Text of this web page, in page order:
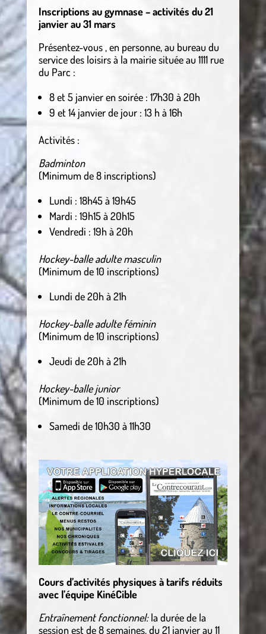
Inscriptions au gymnase – activités du 21
janvier au 31 mars
Présentez-vous , en personne, au bureau du
service des loisirs à la mairie située au 1111 rue
du Parc :
8 et 5 janvier en soirée : 17h30 à 20h
9 et 14 janvier de jour : 13 h à 16h
Activités :
Badminton
(Minimum de 8 inscriptions)
Lundi : 18h45 à 19h45
Mardi : 19h15 à 20h15
Vendredi : 19h à 20h
Hockey-balle adulte masculin
(Minimum de 10 inscriptions)
Lundi de 20h à 21h
Hockey-balle adulte féminin
(Minimum de 10 inscriptions)
Jeudi de 20h à 21h
Hockey-balle junior
(Minimum de 10 inscriptions)
Samedi de 10h30 à 11h30
Cours d’activités physiques à tarifs réduits
avec l’équipe KinéCible
Entraînement fonctionnel:la durée de la
session est de 8 semaines, du 21 janvier au 11